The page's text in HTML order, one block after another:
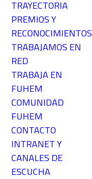
TRAYECTORIA
PREMIOS Y
RECONOCIMIENTOS
TRABAJAMOS EN
RED
TRABAJA EN
FUHEM
COMUNIDAD
FUHEM
CONTACTO
INTRANET Y
CANALES DE
ESCUCHA